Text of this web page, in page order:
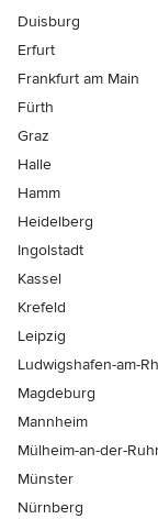
Duisburg
Erfurt
Frankfurt am Main
Fürth
Graz
Halle
Hamm
Heidelberg
Ingolstadt
Kassel
Krefeld
Leipzig
Ludwigshafen-am-
Magdeburg
Mannheim
Mülheim-an-der-
Münster
Nürnberg